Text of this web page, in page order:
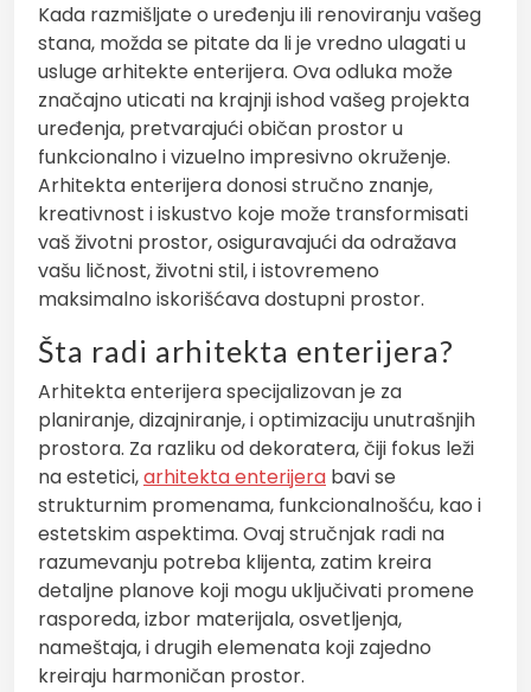
Kada razmišljate o uređenju ili renoviranju vašeg
stana, možda se pitate da li je vredno ulagati u
usluge arhitekte enterijera. Ova odluka može
značajno uticati na krajnji ishod vašeg projekta
uređenja, pretvarajući običan prostor u
funkcionalno i vizuelno impresivno okruženje.
Arhitekta enterijera donosi stručno znanje,
kreativnost i iskustvo koje može transformisati
vaš životni prostor, osiguravajući da odražava
vašu ličnost, životni stil, i istovremeno
maksimalno iskorišćava dostupni prostor.
Šta radi arhitekta enterijera?
Arhitekta enterijera specijalizovan je za
planiranje, dizajniranje, i optimizaciju unutrašnjih
prostora. Za razliku od dekoratera, čiji fokus leži
na estetici,arhitekta enterijera bavi se
strukturnim promenama, funkcionalnošću, kao i
estetskim aspektima. Ovaj stručnjak radi na
razumevanju potreba klijenta, zatim kreira
detaljne planove koji mogu uključivati promene
rasporeda, izbor materijala, osvetljenja,
nameštaja, i drugih elemenata koji zajedno
kreiraju harmoničan prostor.